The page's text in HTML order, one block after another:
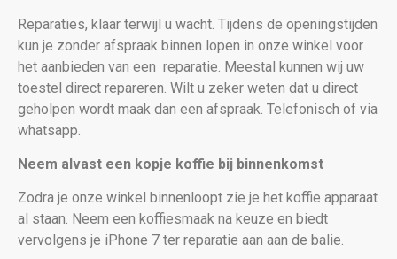
Reparaties, klaar terwijl u wacht. Tijdens de openingstijden
kun je zonder afspraak binnen lopen in onze winkel voor
het aanbieden van een reparatie. Meestal kunnen wij uw
toestel direct repareren. Wilt u zeker weten dat u direct
geholpen wordt maak dan een afspraak. Telefonisch of via
whatsapp.
Neem alvast een kopje koffie bij binnenkomst
Zodra je onze winkel binnenloopt zie je het koffie apparaat
al staan. Neem een koffiesmaak na keuze en biedt
vervolgens je iPhone 7 ter reparatie aan aan de balie.